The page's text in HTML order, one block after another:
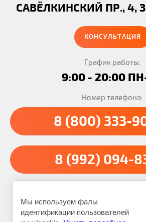
САВЁЛКИНСКИЙ ПР., 4,
КОНСУЛЬТАЦИЯ
График работы:
9:00 - 20:00
Номер телефона:
8 (800) 333-
8 (992) 094-
Транспортная компания
Реквизиты:
Мы используем фалы
идентификации пользователей